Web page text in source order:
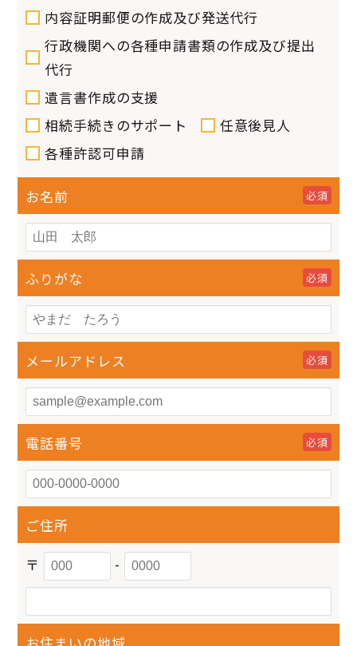
内容証明郵便の作成及び発送代行
行政機関への各種申請書類の作成及び提出
代行
遺言書作成の支援
相続手続きのサポート
任意後見人
各種許認可申請
お名前 必須
ふりがな 必須
メールアドレス 必須
電話番号 必須
ご住所
〒
-